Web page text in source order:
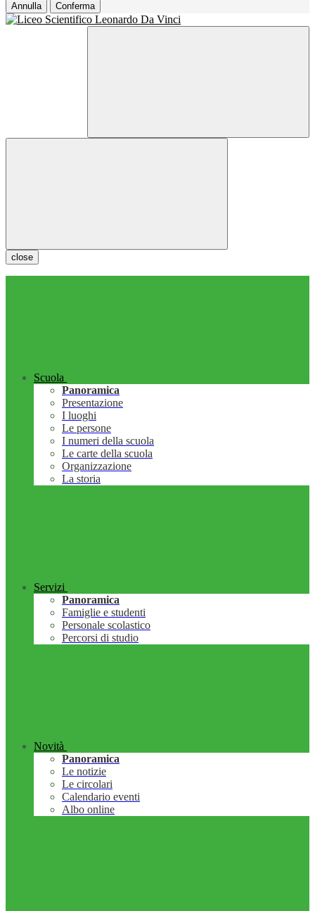
Annulla Conferma
close
Scuola
Panoramica
Presentazione
I luoghi
Le persone
I numeri della scuola
Le carte della scuola
Organizzazione
La storia
Servizi
Panoramica
Famiglie e studenti
Personale scolastico
Percorsi di studio
Novità
Panoramica
Le notizie
Le circolari
Calendario eventi
Albo online